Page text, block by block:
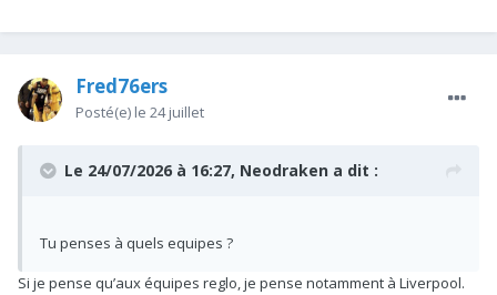
Fred76ers
Posté(e) le 24 juillet
Le 24/07/2026 à 16:27, Neodraken a dit :
Tu penses à quels equipes ?
Si je pense qu’aux équipes reglo, je pense notamment à Liverpool.